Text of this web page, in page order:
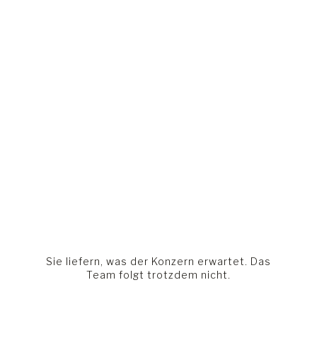
Sie liefern, was der Konzern erwartet. Das
Team folgt trotzdem nicht.